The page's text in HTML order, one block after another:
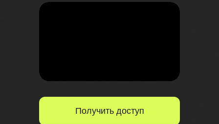
Получить доступ